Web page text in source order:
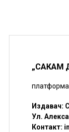
„САКАМ
платформа
Ул.
Контакт: